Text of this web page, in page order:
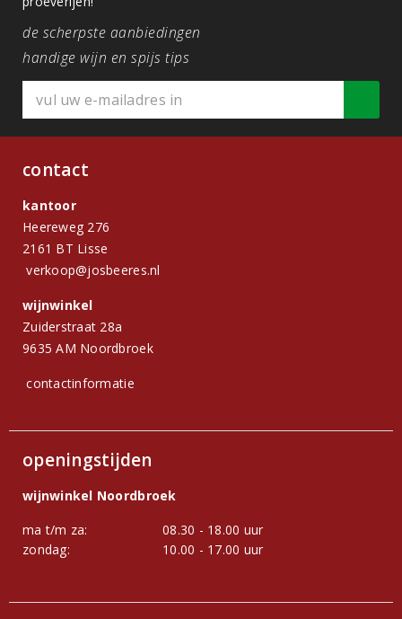
de scherpste aanbiedingen
handige wijn en spijs tips
contact
kantoor
Heereweg 276
2161 BT Lisse
verkoop@josbeeres.nl
wijnwinkel
Zuiderstraat 28a
9635 AM Noordbroek
contactinformatie
openingstijden
wijnwinkel Noordbroek
ma t/m za:
08.30 - 18.00 uur
zondag:
10.00 - 17.00 uur